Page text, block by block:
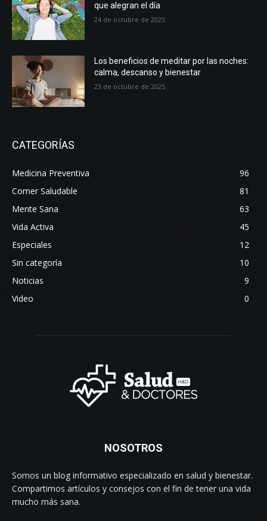
que alegran el día
24 de octubre de 2025
Los beneficios de meditar por las noches:
calma, descanso y bienestar
23 de octubre de 2025
CATEGORÍAS
Medicina Preventiva
96
Comer Saludable
81
Mente Sana
63
Vida Activa
45
Especiales
12
Sin categoría
10
Noticias
9
Video
0
NOSOTROS
Somos un blog informativo especializado en salud y bienestar.
Compartimos artículos y consejos con el fin de tener una vida
mucho más sana.